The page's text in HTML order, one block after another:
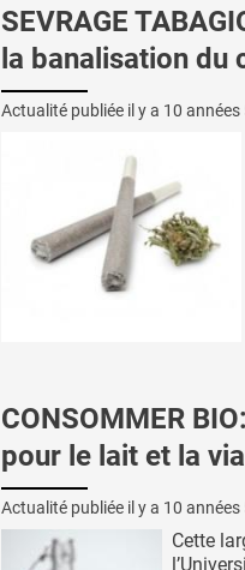
SEVRAGE
la banalisation du
Actualité publiée il y a 10 années
CONSOMMER
pour le lait et la
Actualité publiée il y a 10 années
Cette